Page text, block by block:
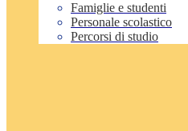
Famiglie e studenti
Personale scolastico
Percorsi di studio